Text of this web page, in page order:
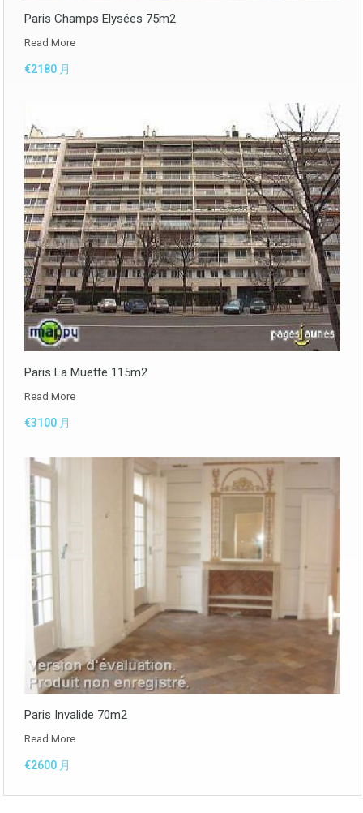
Paris Champs Elysées 75m2
Read More
€2180 月
Paris La Muette 115m2
Read More
€3100 月
Paris Invalide 70m2
Read More
€2600 月